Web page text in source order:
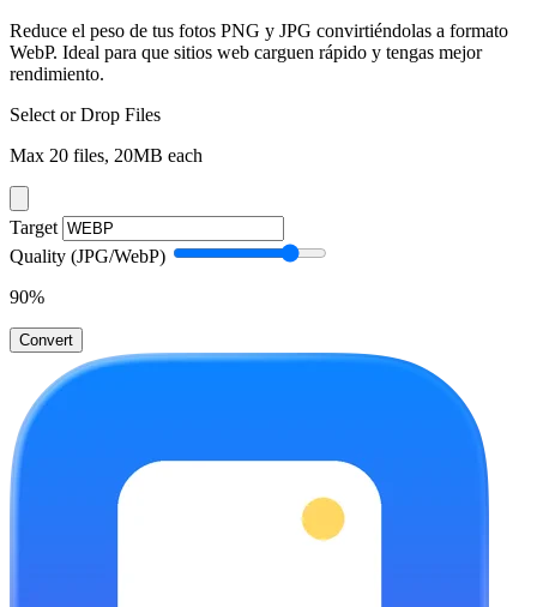
Reduce el peso de tus fotos PNG y JPG convirtiéndolas a formato
WebP. Ideal para que sitios web carguen rápido y tengas mejor
rendimiento.
Select or Drop Files
Max 20 files, 20MB each
Target
Quality (JPG/WebP)
90%
Convert